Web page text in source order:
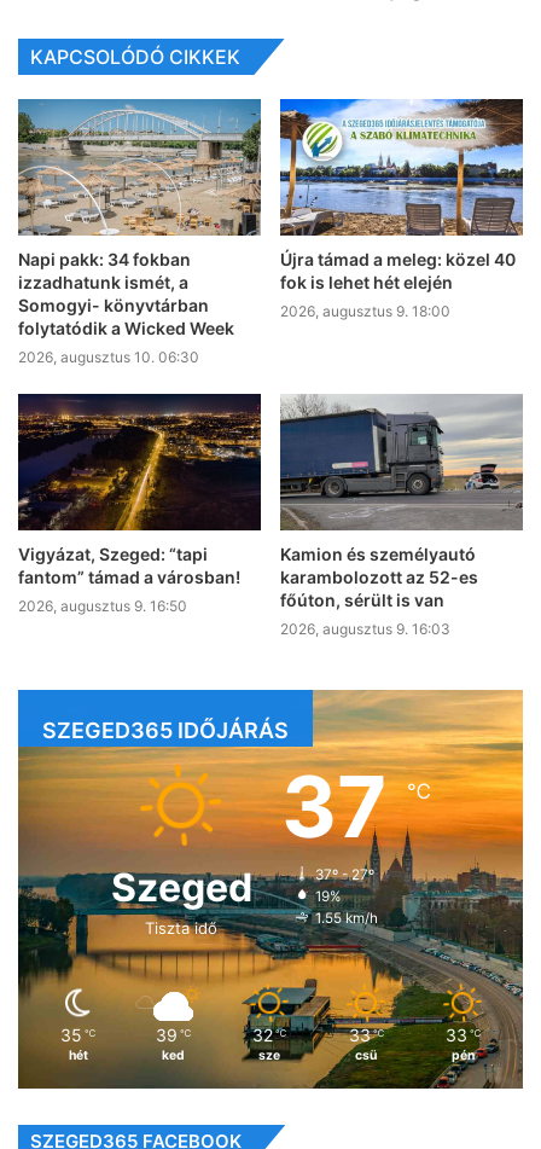
KAPCSOLÓDÓ CIKKEK
Napi pakk: 34 fokban
izzadhatunk ismét, a
Somogyi- könyvtárban
folytatódik a Wicked Week
2026, augusztus 10. 06:30
Újra támad a meleg: közel 40
fok is lehet hét elején
2026, augusztus 9. 18:00
Vigyázat, Szeged: “tapi
fantom” támad a városban!
2026, augusztus 9. 16:50
Kamion és személyautó
karambolozott az 52-es
főúton, sérült is van
2026, augusztus 9. 16:03
SZEGED365 IDŐJÁRÁS
Szeged
Tiszta idő
37℃
37º - 27º
19%
1.55 km/h
35 ℃
hét
39 ℃
ked
32 ℃
sze
33 ℃
csü
33 ℃
pén
SZEGED365 FACEBOOK